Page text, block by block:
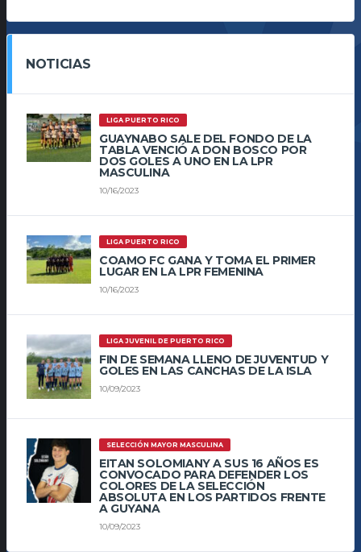
NOTICIAS
LIGA PUERTO RICO
GUAYNABO SALE DEL FONDO DE LA
TABLA VENCIÓ A DON BOSCO POR
DOS GOLES A UNO EN LA LPR
MASCULINA
10/16/2023
LIGA PUERTO RICO
COAMO FC GANA Y TOMA EL PRIMER
LUGAR EN LA LPR FEMENINA
10/16/2023
LIGA JUVENIL DE PUERTO RICO
FIN DE SEMANA LLENO DE JUVENTUD Y
GOLES EN LAS CANCHAS DE LA ISLA
10/09/2023
SELECCIÓN MAYOR MASCULINA
EITAN SOLOMIANY A SUS 16 AÑOS ES
CONVOCADO PARA DEFENDER LOS
COLORES DE LA SELECCIÓN
ABSOLUTA EN LOS PARTIDOS FRENTE
A GUYANA
10/09/2023